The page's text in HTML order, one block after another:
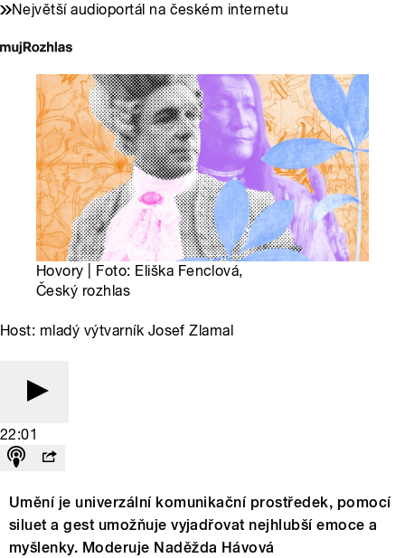
Největší audioportál na českém internetu
Hovory | Foto: Eliška Fenclová,
Český rozhlas
Host: mladý výtvarník Josef Zlamal
22:01
Umění je univerzální komunikační prostředek, pomocí
siluet a gest umožňuje vyjadřovat nejhlubší emoce a
myšlenky. Moderuje Naděžda Hávová